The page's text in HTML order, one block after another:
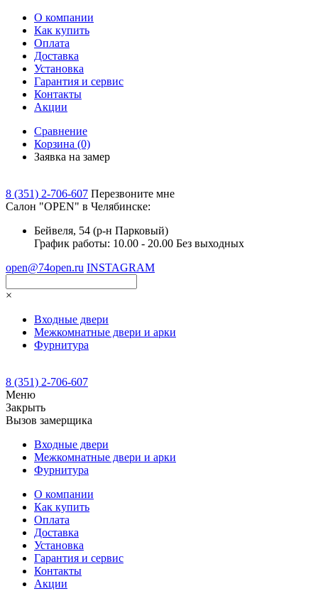
О компании
Как купить
Оплата
Доставка
Установка
Гарантия и сервис
Контакты
Акции
Сравнение
Корзина (0)
Заявка на замер
8 (351) 2-706-607 Перезвоните мне
Cалон "OPEN" в Челябинске:
Бейвеля, 54 (р-н Парковый)
График работы: 10.00 - 20.00 Без выходных
open@74open.ru INSTAGRAM
×
Входные двери
Межкомнатные двери и арки
Фурнитура
8 (351) 2-706-607
Меню
Закрыть
Вызов замерщика
Входные двери
Межкомнатные двери и арки
Фурнитура
О компании
Как купить
Оплата
Доставка
Установка
Гарантия и сервис
Контакты
Акции